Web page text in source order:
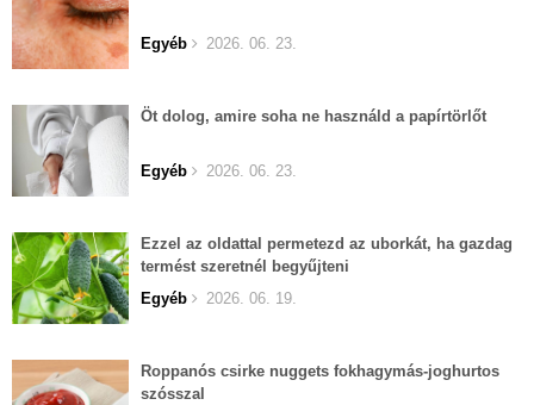
Egyéb 2026. 06. 23.
Öt dolog, amire soha ne használd a papírtörlőt
Egyéb 2026. 06. 23.
Ezzel az oldattal permetezd az uborkát, ha gazdag
termést szeretnél begyűjteni
Egyéb
2026. 06. 19.
Roppanós csirke nuggets fokhagymás-joghurtos
szósszal